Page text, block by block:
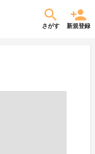
さがす 新規登録